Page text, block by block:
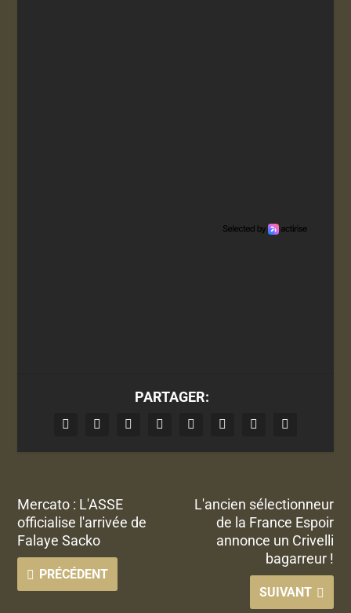
PARTAGER:
Mercato : L'ASSE
officialise l'arrivée de
Falaye Sacko
PRÉCÉDENT
L'ancien sélectionneur
de la France Espoir
annonce un Crivelli
bagarreur !
SUIVANT